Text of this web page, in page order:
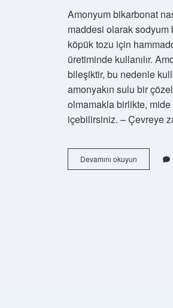
Amonyum bikarbonat
maddesi olarak sodyum
köpük tozu için
üretiminde kullanılır.
bileşiktir, bu nedenle
amonyakın sulu bir
olmamakla birlikte, mide
içebilirsiniz. – Çevreye
Devamını okuyun Amonyum
Bikarbonat